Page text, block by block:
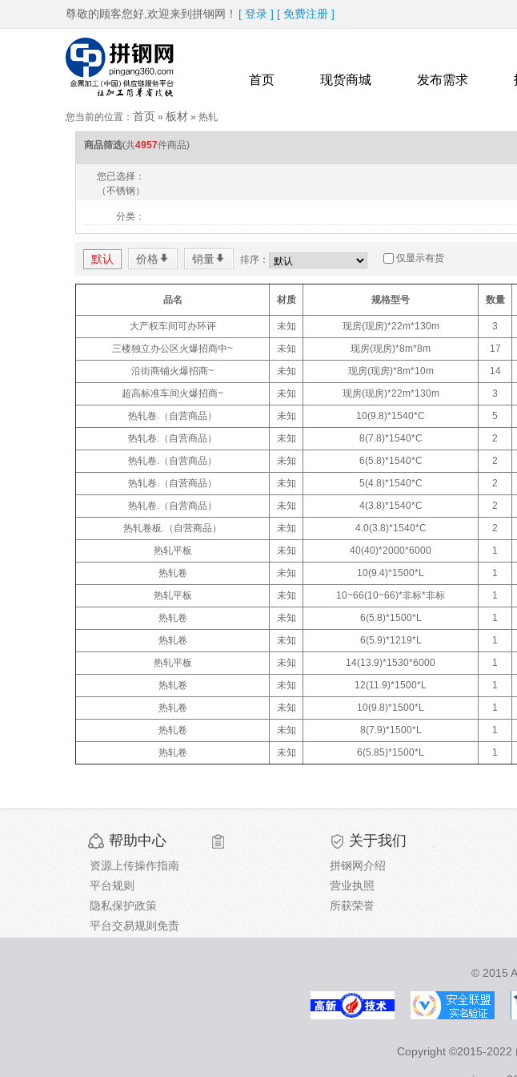
尊敬的顾客您好,欢迎来到拼钢网！ [ 登录 ] [ 免费注册 ]
热卖品牌
首页 现货商城 发布需求
您当前的位置： 首页 » 板材 » 热轧
商品筛选(共4957件商品)
您已选择：
（不锈钢）
分类：
默认 价格 * 销量* 排序： 仅显示有货
品名 材质 规格型号 数量
大产权车间可办环评 未知 现房(现房)*22m*130m 3
三楼独立办公区火爆招商中~
未知 现房(现房)*8m*8m 17
沿街商铺火爆招商~
未知 现房(现房)*8m*10m 14
超高标准车间火爆招商~
未知 现房(现房)*22m*130m 3
热轧卷.（自营商品）
未知 10(9.8)*1540*C 5
热轧卷.（自营商品）
未知 8(7.8)*1540*C 2
热轧卷.（自营商品）
未知 6(5.8)*1540*C 2
热轧卷.（自营商品）
未知 5(4.8)*1540*C 2
热轧卷.（自营商品）
未知 4(3.8)*1540*C 2
热轧卷板.（自营商品）
未知 4.0(3.8)*1540*C 2
热轧平板
未知 40(40)*2000*6000 1
热轧卷
未知 10(9.4)*1500*L 1
热轧平板
未知 10~66(10~66)*非标*非标 1
热轧卷
未知 6(5.8)*1500*L 1
热轧卷
未知 6(5.9)*1219*L 1
热轧平板
未知 14(13.9)*1530*6000 1
热轧卷
未知 12(11.9)*1500*L 1
热轧卷
未知 10(9.8)*1500*L 1
热轧卷
未知 8(7.9)*1500*L 1
热轧卷
未知 6(5.85)*1500*L 1
帮助中心
资源上传操作指南
平台规则
隐私保护政策
平台交易规则免责
关于我们
拼钢网介绍
营业执照
所获荣誉
© 2015
Copyright ©2015-2022